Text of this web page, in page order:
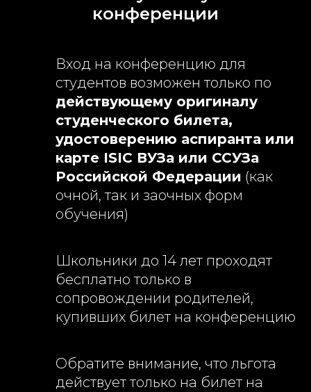
конференции
Вход на конференцию для
студентов возможен только по
действующему оригиналу
студенческого билета,
удостоверению аспиранта или
карте ISIC ВУЗа или ССУЗа
Российской Федерации (как
очной, так и заочных форм
обучения)
Школьники до 14 лет проходят
бесплатно только в
сопровождении родителей,
купивших билет на конференцию
Обратите внимание, что льгота
действует только на билет на